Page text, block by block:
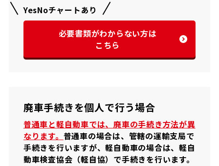
YesNoチャートあり
必要書類がわからない方は
こちら
廃車手続きを個人で行う場合
普通車と軽自動車では、廃車の手続き方法が異
なります。 普通車の場合は、管轄の運輸支局で
手続きを行いますが、軽自動車の場合は、軽自
動車検査協会（軽自協）で手続きを行います。